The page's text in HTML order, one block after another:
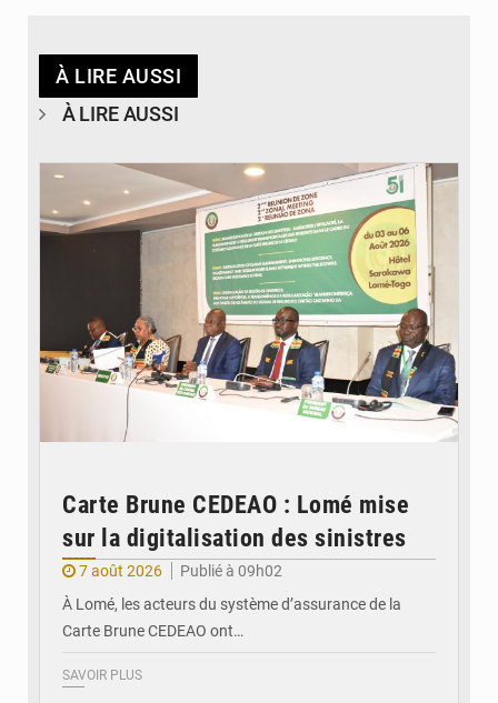
À LIRE AUSSI
À LIRE AUSSI
Carte Brune CEDEAO : Lomé mise
sur la digitalisation des sinistres
7 août 2026
Publié à 09h02
À Lomé, les acteurs du système d’assurance de la
Carte Brune CEDEAO ont…
SAVOIR PLUS